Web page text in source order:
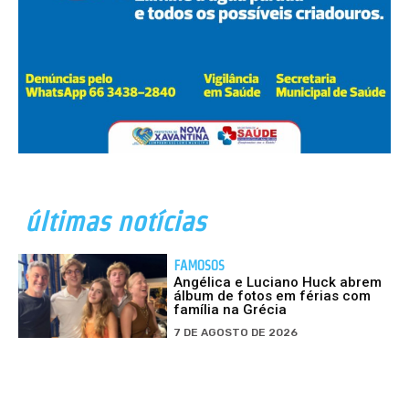
últimas notícias
FAMOSOS
Angélica e Luciano Huck abrem
álbum de fotos em férias com
família na Grécia
7 DE AGOSTO DE 2026